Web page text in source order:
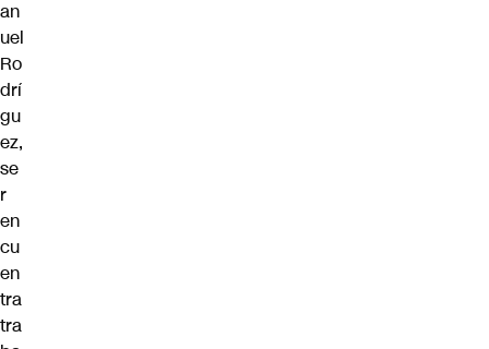
an
uel
Ro
drí
gu
ez,
se
r
en
cu
en
tra
tra